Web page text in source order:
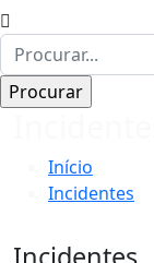
Início
Incidentes